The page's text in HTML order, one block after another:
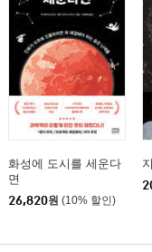
화성에 도시를 세운다
면
26,820원 (10% 할인)